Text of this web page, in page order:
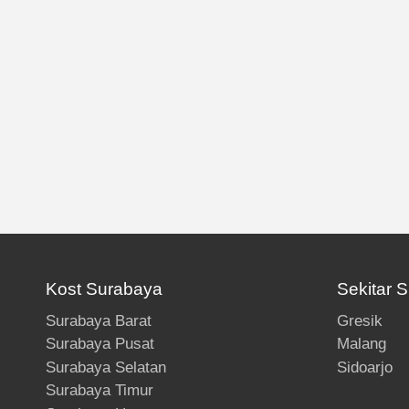
Kost Surabaya
Surabaya Barat
Surabaya Pusat
Surabaya Selatan
Surabaya Timur
Sekitar
Gresik
Malang
Sidoarjo